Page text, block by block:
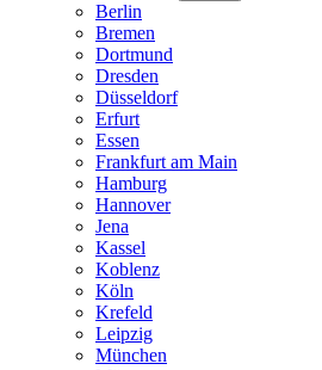
Berlin
Bremen
Dortmund
Dresden
Düsseldorf
Erfurt
Essen
Frankfurt am Main
Hamburg
Hannover
Jena
Kassel
Koblenz
Köln
Krefeld
Leipzig
München